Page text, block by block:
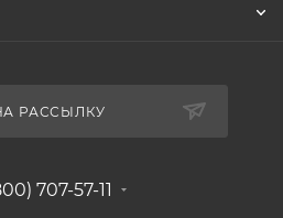
РАССЫЛКУ
707-57-11